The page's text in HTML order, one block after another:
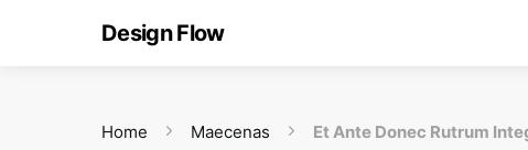
Design Flow
Home Maecenas Et Ante Donec Rutrum